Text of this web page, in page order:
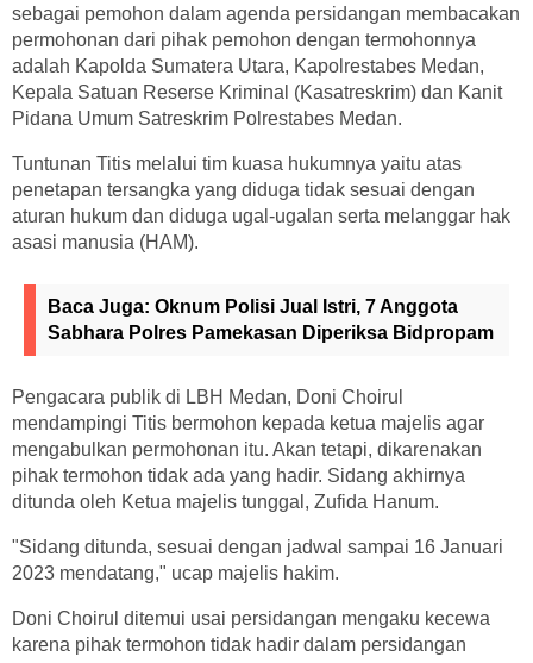
sebagai pemohon dalam agenda persidangan membacakan
permohonan dari pihak pemohon dengan termohonnya
adalah Kapolda Sumatera Utara, Kapolrestabes Medan,
Kepala Satuan Reserse Kriminal (Kasatreskrim) dan Kanit
Pidana Umum Satreskrim Polrestabes Medan.
Tuntunan Titis melalui tim kuasa hukumnya yaitu atas
penetapan tersangka yang diduga tidak sesuai dengan
aturan hukum dan diduga ugal-ugalan serta melanggar hak
asasi manusia (HAM).
Baca Juga: Oknum Polisi Jual Istri, 7 Anggota
Sabhara Polres Pamekasan Diperiksa Bidpropam
Pengacara publik di LBH Medan, Doni Choirul
mendampingi Titis bermohon kepada ketua majelis agar
mengabulkan permohonan itu. Akan tetapi, dikarenakan
pihak termohon tidak ada yang hadir. Sidang akhirnya
ditunda oleh Ketua majelis tunggal, Zufida Hanum.
"Sidang ditunda, sesuai dengan jadwal sampai 16 Januari
2023 mendatang," ucap majelis hakim.
Doni Choirul ditemui usai persidangan mengaku kecewa
karena pihak termohon tidak hadir dalam persidangan